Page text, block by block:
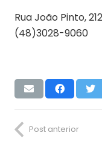
Rua João Pinto,
(48)3028-9060
Post anterior